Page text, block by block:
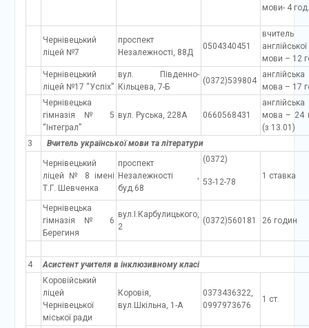
мови- 4 год.
Чернівецький
ліцей №7
проспект
Незалежності, 88Д
0504340451
вчитель
англійської
мови – 12
Чернівецький
ліцей №17 “Успіх”
вул. Південно-
Кільцева, 7-Б
(0372)539804
англійська
мова – 17
Чернівецька
гімназія № 5
“Інтеграл”
вул. Руська, 228А 0660568431
англійська
мова – 24
(з 13.01)
3
Вчитель української мови та літератури
Чернівецький
ліцей № 8 імені
Т.Г. Шевченка
проспект
Незалежності ,
буд.68
(0372)
53-12-78
1 ставка
Чернівецька
гімназія № 6
Берегиня
вул.І.Карбулицького,
2
(0372)560181 26 годин
4
Асистент учителя в інклюзивному класі
Коровійський
ліцей
Чернівецької
міської ради
Коровія,
вул.Шкільна, 1-А
0373436322,
0997973676
1 ст.